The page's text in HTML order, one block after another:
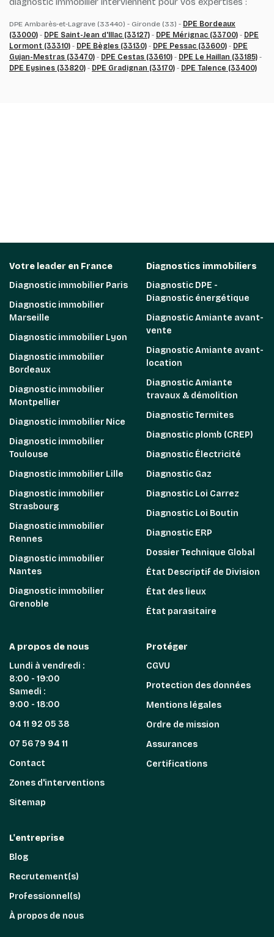
DPE Ambarès-et-Lagrave (33440) - Gironde (33) - DPE Bordeaux
(33000) - DPE Saint-Jean d'Illac (33127) - DPE Mérignac (33700) - DPE
Lormont (33310) - DPE Bègles (33130) - DPE Pessac (33600) - DPE
Gujan-Mestras (33470) - DPE Cestas (33610) - DPE Le Haillan (33185) -
DPE Eysines (33820) - DPE Gradignan (33170) - DPE Talence (33400)
Votre leader en France
Diagnostic immobilier Paris
Diagnostic immobilier
Marseille
Diagnostic immobilier Lyon
Diagnostic immobilier
Bordeaux
Diagnostic immobilier
Montpellier
Diagnostic immobilier Nice
Diagnostic immobilier
Toulouse
Diagnostic immobilier Lille
Diagnostic immobilier
Strasbourg
Diagnostic immobilier
Rennes
Diagnostic immobilier
Nantes
Diagnostic immobilier
Grenoble
Diagnostics immobiliers
Diagnostic DPE -
Diagnostic énergétique
Diagnostic Amiante avant-
vente
Diagnostic Amiante avant-
location
Diagnostic Amiante
travaux & démolition
Diagnostic Termites
Diagnostic plomb (CREP)
Diagnostic Électricité
Diagnostic Gaz
Diagnostic Loi Carrez
Diagnostic Loi Boutin
Diagnostic ERP
Dossier Technique Global
État Descriptif de Division
État des lieux
État parasitaire
A propos de nous
Lundi à vendredi :
8:00 - 19:00
Samedi :
9:00 - 18:00
04 11 92 05 38
07 56 79 94 11
Contact
Zones d'interventions
Sitemap
Protéger
CGVU
Protection des données
Mentions légales
Ordre de mission
Assurances
Certifications
L'entreprise
Blog
Recrutement(s)
Professionnel(s)
À propos de nous